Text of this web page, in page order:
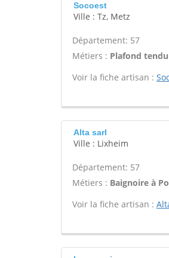
Socoest
Ville : Tz, Metz
Département: 57
Métiers : Plafond
Voir la fiche artisan :
Alta sarl
Ville : Lixheim
Département: 57
Métiers : Baignoire à
Voir la fiche artisan :